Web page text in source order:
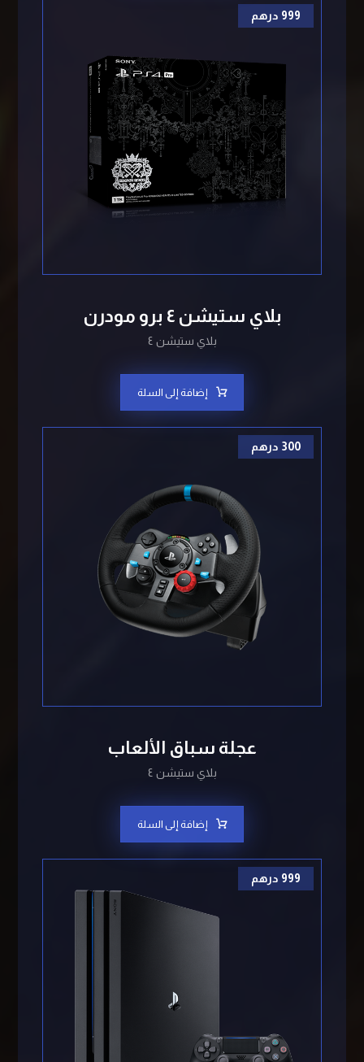
بلاي ستيشن ٤ برو مودرن
بلاي ستيشن ٤
999 درهم
إضافة إلى السلة
عجلة سباق الألعاب
بلاي ستيشن ٤
300 درهم
إضافة إلى السلة
999 درهم